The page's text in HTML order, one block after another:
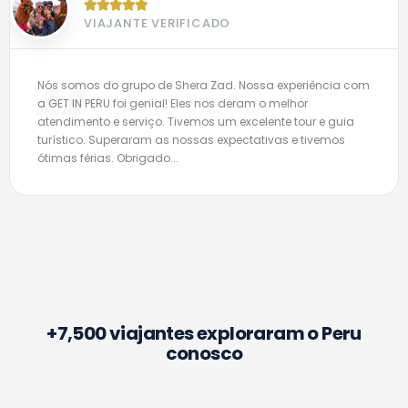

VIAJANTE VERIFICADO
Nós somos do grupo de Shera Zad. Nossa experiência com
a GET IN PERU foi genial! Eles nos deram o melhor
atendimento e serviço. Tivemos um excelente tour e guia
turístico. Superaram as nossas expectativas e tivemos
ótimas férias. Obrigado...
+7,500 viajantes exploraram o Peru
conosco